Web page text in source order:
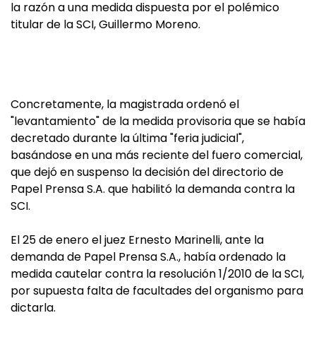
la razón a una medida dispuesta por el polémico
titular de la SCI, Guillermo Moreno.
Concretamente, la magistrada ordenó el
"levantamiento" de la medida provisoria que se había
decretado durante la última "feria judicial",
basándose en una más reciente del fuero comercial,
que dejó en suspenso la decisión del directorio de
Papel Prensa S.A. que habilitó la demanda contra la
SCI.
El 25 de enero el juez Ernesto Marinelli, ante la
demanda de Papel Prensa S.A., había ordenado la
medida cautelar contra la resolución 1/2010 de la SCI,
por supuesta falta de facultades del organismo para
dictarla.